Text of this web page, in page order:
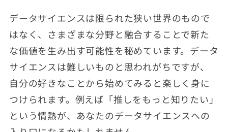
データサイエンスは限られた狭い世界のもので
はなく、さまざまな分野と融合することで新た
な価値を生み出す可能性を秘めています。データ
サイエンスは難しいものと思われがちですが、
自分の好きなことから始めてみると楽しく身に
つけられます。例えば「推しをもっと知りたい」
という情熱が、あなたのデータサイエンスへの